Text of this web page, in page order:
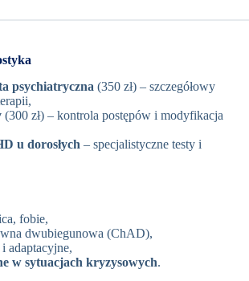
psychiatryczna (350 zł) – szczegółowy
(300 zł) – kontrola postępów i modyfikacja
u dorosłych – specjalistyczne testy i
fobie,
dwubiegunowa (ChAD),
adaptacyjne,
w sytuacjach kryzysowych.